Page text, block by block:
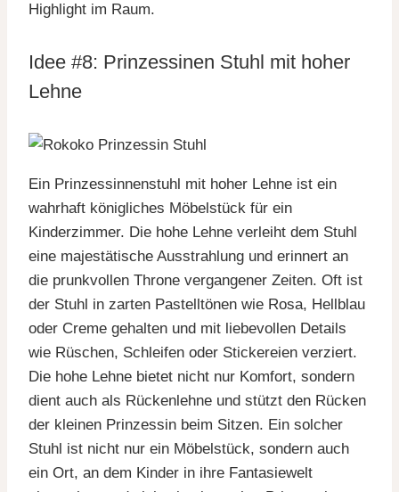
Highlight im Raum.
Idee #8: Prinzessinen Stuhl mit hoher
Lehne
Ein Prinzessinnenstuhl mit hoher Lehne ist ein
wahrhaft königliches Möbelstück für ein
Kinderzimmer. Die hohe Lehne verleiht dem Stuhl
eine majestätische Ausstrahlung und erinnert an
die prunkvollen Throne vergangener Zeiten. Oft ist
der Stuhl in zarten Pastelltönen wie Rosa, Hellblau
oder Creme gehalten und mit liebevollen Details
wie Rüschen, Schleifen oder Stickereien verziert.
Die hohe Lehne bietet nicht nur Komfort, sondern
dient auch als Rückenlehne und stützt den Rücken
der kleinen Prinzessin beim Sitzen. Ein solcher
Stuhl ist nicht nur ein Möbelstück, sondern auch
ein Ort, an dem Kinder in ihre Fantasiewelt